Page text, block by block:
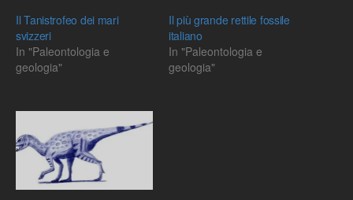
Il Tanistrofeo dei mari
svizzeri
In "Paleontologia e
geologia"
Il più grande rettile fossile
italiano
In "Paleontologia e
geologia"